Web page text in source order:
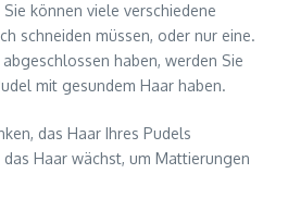
können viele verschiedene
schneiden müssen, oder nur eine.
haben, werden Sie
mit gesundem Haar haben.
das Haar Ihres Pudels
Haar wächst, um Mattierungen